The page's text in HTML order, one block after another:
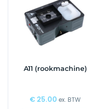
A11 (rookmachine)
€ 25.00 ex. BTW